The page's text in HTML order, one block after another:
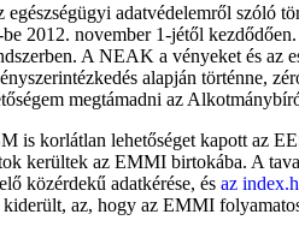
egészségügyi adatvédelemről
2012. november 1-jétől
A NEAK a vényeket és
alapján történne,
megtámadni az
is korlátlan lehetőséget kapott az
kerültek az EMMI birtokába. A
közérdekű adatkérése, és az
az, hogy az EMMI